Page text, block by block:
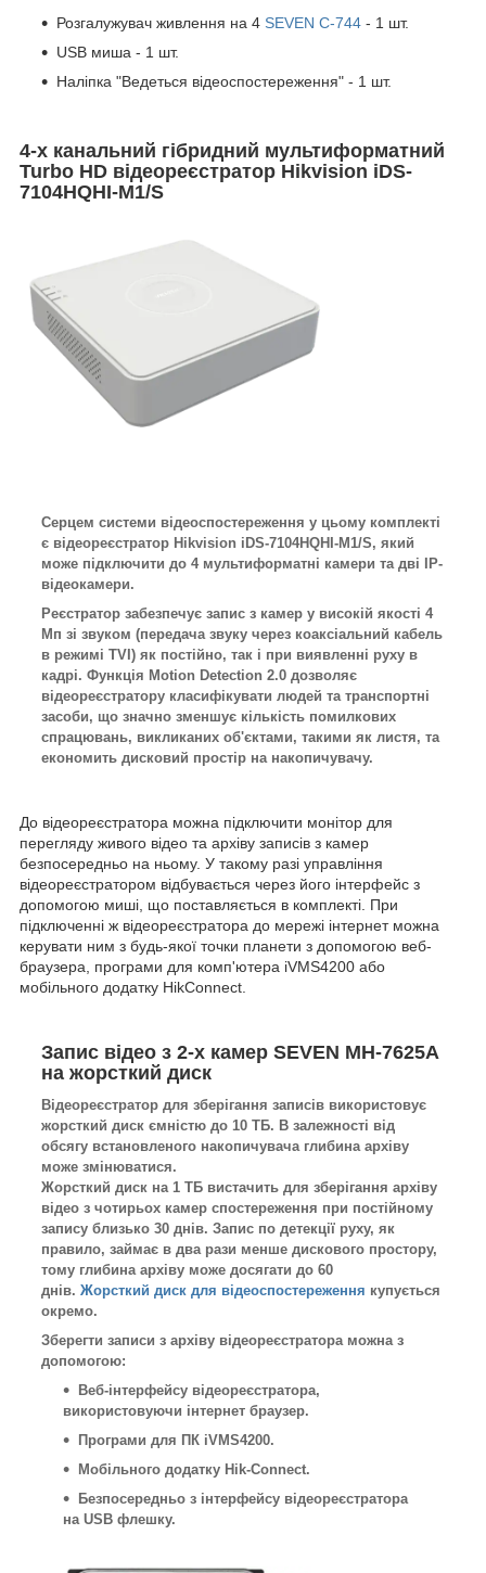
Розгалужувач живлення на 4 SEVEN C-744 - 1 шт.
USB миша - 1 шт.
Наліпка "Ведеться відеоспостереження" - 1 шт.
4-х канальний гібридний мультиформатний
Turbo HD відеореєстратор Hikvision iDS-
7104HQHI-M1/S
Серцем системи відеоспостереження у цьому комплекті
є відеореєстратор Hikvision iDS-7104HQHI-M1/S, який
може підключити до 4 мультиформатні камери та дві IP-
відеокамери.
Реєстратор забезпечує запис з камер у високій якості 4
Мп зі звуком (передача звуку через коаксіальний кабель
в режимі TVI) як постійно, так і при виявленні руху в
кадрі. Функція Motion Detection 2.0 дозволяє
відеореєстратору класифікувати людей та транспортні
засоби, що значно зменшує кількість помилкових
спрацювань, викликаних об'єктами, такими як листя, та
економить дисковий простір на накопичувачу.
До відеореєстратора можна підключити монітор для
перегляду живого відео та архіву записів з камер
безпосередньо на ньому. У такому разі управління
відеореєстратором відбувається через його інтерфейс з
допомогою миші, що поставляється в комплекті. При
підключенні ж відеореєстратора до мережі інтернет можна
керувати ним з будь-якої точки планети з допомогою веб-
браузера, програми для комп'ютера iVMS4200 або
мобільного додатку HikConnect.
Запис відео з 2-х камер SEVEN MH-7625А
на жорсткий диск
Відеореєстратор для зберігання записів використовує
жорсткий диск ємністю до 10 ТБ. В залежності від
обсягу встановленого накопичувача глибина архіву
може змінюватися.
Жорсткий диск на 1 ТБ вистачить для зберігання архіву
відео з чотирьох камер спостереження при постійному
запису близько 30 днів. Запис по детекції руху, як
правило, займає в два рази менше дискового простору,
тому глибина архіву може досягати до 60
днів. Жорсткий диск для відеоспостереження купується
окремо.
Зберегти записи з архіву відеореєстратора можна з
допомогою:
Веб-інтерфейсу відеореєстратора,
використовуючи інтернет браузер.
Програми для ПК iVMS4200.
Мобільного додатку Hik-Connect.
Безпосередньо з інтерфейсу відеореєстратора
на USB флешку.